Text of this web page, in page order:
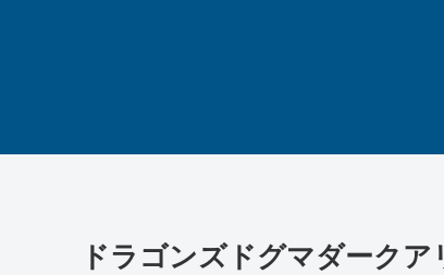
ドラゴンズドグマダークア